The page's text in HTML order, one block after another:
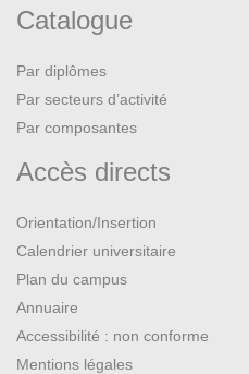
Catalogue
Par diplômes
Par secteurs d’activité
Par composantes
Accès directs
Orientation/Insertion
Calendrier universitaire
Plan du campus
Annuaire
Accessibilité : non conforme
Mentions légales